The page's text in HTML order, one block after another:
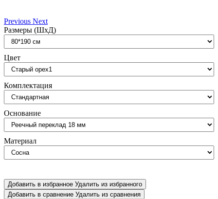
Previous Next
Размеры (ШxД)
Цвет
Комплектация
Основание
Материал
Добавить в избранное Удалить из избранного
Добавить в сравнение Удалить из сравнения